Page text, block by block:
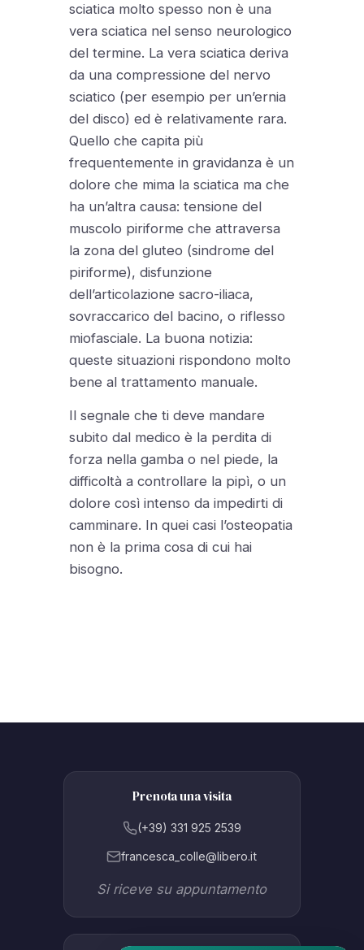
sciatica molto spesso non è una
vera sciatica nel senso neurologico
del termine. La vera sciatica deriva
da una compressione del nervo
sciatico (per esempio per un’ernia
del disco) ed è relativamente rara.
Quello che capita più
frequentemente in gravidanza è un
dolore che mima la sciatica ma che
ha un’altra causa: tensione del
muscolo piriforme che attraversa
la zona del gluteo (sindrome del
piriforme), disfunzione
dell’articolazione sacro-iliaca,
sovraccarico del bacino, o riflesso
miofasciale. La buona notizia:
queste situazioni rispondono molto
bene al trattamento manuale.
Il segnale che ti deve mandare
subito dal medico è la perdita di
forza nella gamba o nel piede, la
difficoltà a controllare la pipì, o un
dolore così intenso da impedirti di
camminare. In quei casi l’osteopatia
non è la prima cosa di cui hai
bisogno.
Prenota una visita
(+39) 331 925 2539
francesca_colle@libero.it
Si riceve su appuntamento